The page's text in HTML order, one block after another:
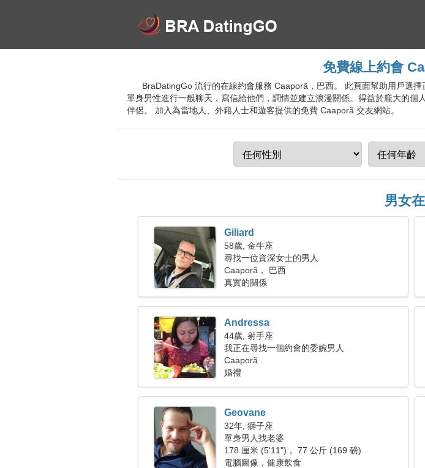
免費線上約會
BraDatingGo 流行的在線約會服務 Caaporã，巴西。 此頁面幫助用戶選
單身男性進行一般聊天，寫信給他們，調情並建立浪漫關係。得益於龐大的
伴侶。 加入為當地人、外籍人士和遊客提供的免費 Caaporã 交友網站。
男女
Giliard
58歲, 金牛座
尋找一位資深女士的男人
Caaporã， 巴西
真實的關係
Andressa
44歲, 射手座
我正在尋找一個約會的委婉男人
Caaporã
婚禮
Geovane
32年, 獅子座
單身男人找老婆
178 厘米 (5'11")， 77 公斤 (169 磅)
電腦圖像，健康飲食